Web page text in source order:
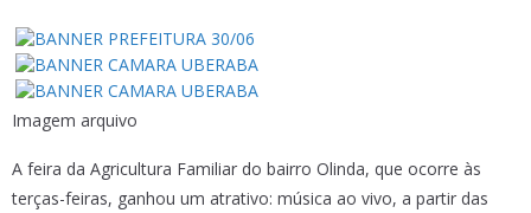
Imagem arquivo
A feira da Agricultura Familiar do bairro Olinda, que ocorre às
terças-feiras, ganhou um atrativo: música ao vivo, a partir das